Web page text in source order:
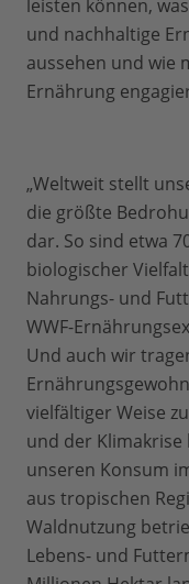
leisten können,
und nachhaltige
aussehen und wie
Ernährung
„Weltweit stellt
die größte
dar. So sind etwa
biologischer
Nahrungs- und
WWF-
Und auch wir
vielfältiger Weise
und der Klimakrise
unseren Konsum
aus tropischen
Waldnutzung
Lebens- und